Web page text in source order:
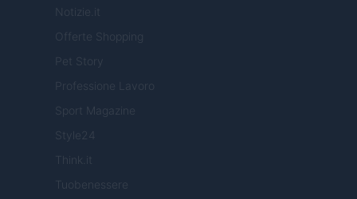
Notizie.it
Offerte Shopping
Pet Story
Professione Lavoro
Sport Magazine
Style24
Think.it
Tuobenessere